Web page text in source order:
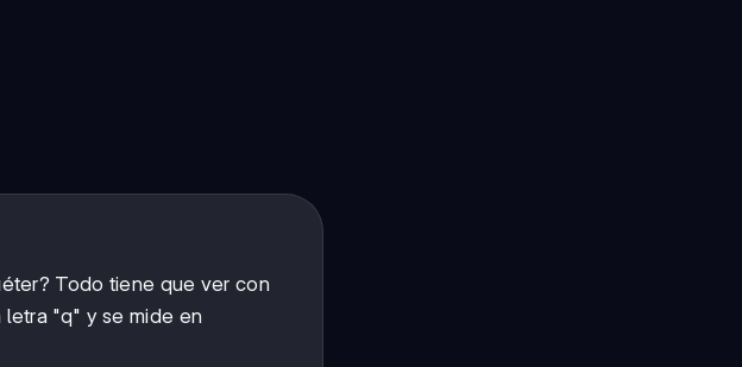
Todo tiene que ver con
"q" y se mide en